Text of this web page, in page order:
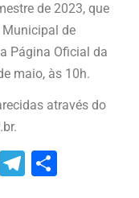
de 2023, que
Municipal de
Página Oficial da
maio, às 10h.
através do
WhatsApp
Telegram